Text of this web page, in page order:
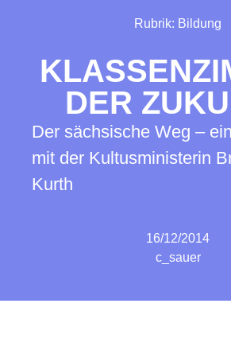
Rubrik: Bildung
DER
Der sächsische Weg –
mit der Kultusministerin
Kurth
16/12/2014
c_sauer